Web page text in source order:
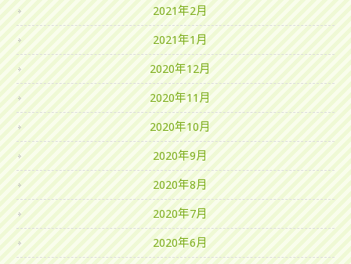
2021年2月
2021年1月
2020年12月
2020年11月
2020年10月
2020年9月
2020年8月
2020年7月
2020年6月